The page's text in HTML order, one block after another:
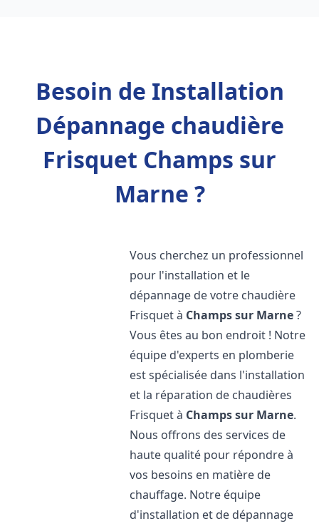
Besoin de Installation
Dépannage chaudière
Frisquet Champs sur
Marne ?
Vous cherchez un professionnel
pour l'installation et le
dépannage de votre chaudière
Frisquet à Champs sur Marne?
Vous êtes au bon endroit ! Notre
équipe d'experts en plomberie
est spécialisée dans l'installation
et la réparation de chaudières
Frisquet à Champs sur Marne.
Nous offrons des services de
haute qualité pour répondre à
vos besoins en matière de
chauffage. Notre équipe
d'installation et de dépannage